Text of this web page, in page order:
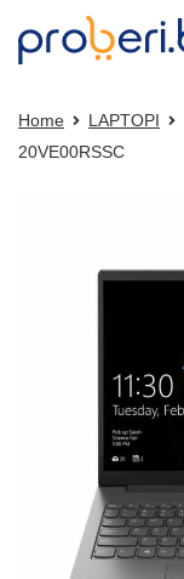
Home LAPTOPI
20VE00RSSC